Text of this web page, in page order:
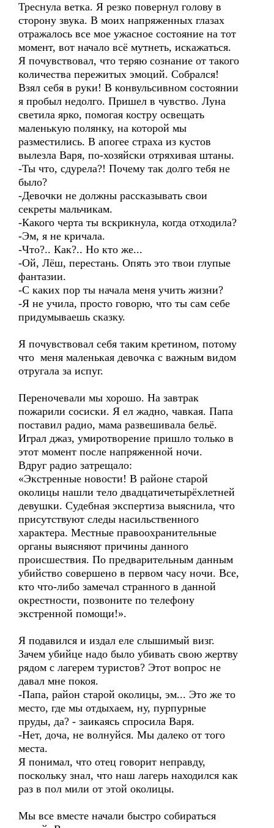
Треснула ветка. Я резко повернул голову в
сторону звука. В моих напряженных глазах
отражалось все мое ужасное состояние на тот
момент, вот начало всё мутнеть, искажаться.
Я почувствовал, что теряю сознание от такого
количества пережитых эмоций. Собрался!
Взял себя в руки! В конвульсивном состоянии
я пробыл недолго. Пришел в чувство. Луна
светила ярко, помогая костру освещать
маленькую полянку, на которой мы
разместились. В апогее страха из кустов
вылезла Варя, по-хозяйски отряхивая штаны.
-Ты что, сдурела?! Почему так долго тебя не
было?
-Девочки не должны рассказывать свои
секреты мальчикам.
-Какого черта ты вскрикнула, когда отходила?
-Эм, я не кричала.
-Что?.. Как?.. Но кто же...
-Ой, Лёш, перестань. Опять это твои глупые
фантазии.
-С каких пор ты начала меня учить жизни?
-Я не учила, просто говорю, что ты сам себе
придумываешь сказку.
Я почувствовал себя таким кретином, потому
что меня маленькая девочка с важным видом
отругала за испуг.
Переночевали мы хорошо. На завтрак
пожарили сосиски. Я ел жадно, чавкая. Папа
поставил радио, мама развешивала бельё.
Играл джаз, умиротворение пришло только в
этот момент после напряженной ночи.
Вдруг радио затрещало:
«Экстренные новости! В районе старой
околицы нашли тело двадцатичетырёхлетней
девушки. Судебная экспертиза выяснила, что
присутствуют следы насильственного
характера. Местные правоохранительные
органы выясняют причины данного
происшествия. По предварительным данным
убийство совершено в первом часу ночи. Все,
кто что-либо замечал странного в данной
окрестности, позвоните по телефону
экстренной помощи!».
Я подавился и издал еле слышимый визг.
Зачем убийце надо было убивать свою жертву
рядом с лагерем туристов? Этот вопрос не
давал мне покоя.
-Папа, район старой околицы, эм... Это же то
место, где мы отдыхаем, ну, пурпурные
пруды, да? - заикаясь спросила Варя.
-Нет, доча, не волнуйся. Мы далеко от того
места.
Я понимал, что отец говорит неправду,
поскольку знал, что наш лагерь находился как
раз в пол мили от этой околицы.
Мы все вместе начали быстро собираться